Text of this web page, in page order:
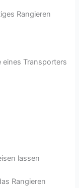
Rangieren
Transporters
lassen
Rangieren